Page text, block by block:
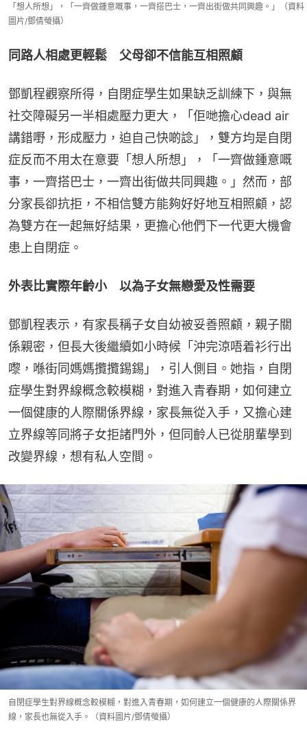
「想人所想」，「一齊做鍾意嘅事，一齊搭巴士，一齊出街做共同興趣。」（資料
圖片/鄧倩螢攝）
同路人相處更輕鬆　父母卻不信能互相照顧
鄧凱程觀察所得，自閉症學生如果缺乏訓練下，與無
社交障礙另一半相處壓力更大，「佢哋擔心dead air
講錯嘢，形成壓力，迫自己快啲諗」，雙方均是自閉
症反而不用太在意要「想人所想」，「一齊做鍾意嘅
事，一齊搭巴士，一齊出街做共同興趣。」然而，部
分家長卻抗拒，不相信雙方能夠好好地互相照顧，認
為雙方在一起無好結果，更擔心他們下一代更大機會
患上自閉症。
外表比實際年齡小　以為子女無戀愛及性需要
鄧凱程表示，有家長稱子女自幼被妥善照顧，親子關
係親密，但長大後繼續如小時候「沖完涼唔着衫行出
嚟，喺街同媽媽攬攬錫錫」，引人側目。她指，自閉
症學生對界線概念較模糊，對進入青春期，如何建立
一個健康的人際關係界線，家長無從入手，又擔心建
立界線等同將子女拒諸門外，但同齡人已從朋輩學到
改變界線，想有私人空間。
自閉症學生對界線概念較模糊，對進入青春期，如何建立一個健康的人際關係界
線，家長也無從入手。（資料圖片/鄧倩螢攝）